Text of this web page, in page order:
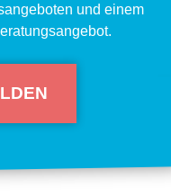
und einem